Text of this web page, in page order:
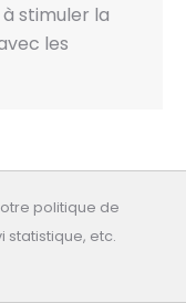
politique de
statistique, etc.
à stimuler la
les
2026